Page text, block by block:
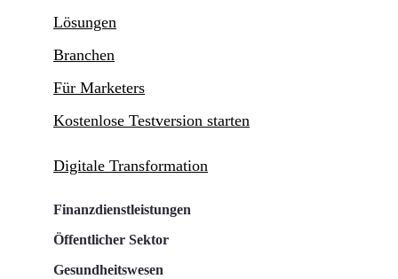
Lösungen
Branchen
Für Marketers
Kostenlose Testversion starten
Digitale Transformation
Finanzdienstleistungen
Öffentlicher Sektor
Gesundheitswesen